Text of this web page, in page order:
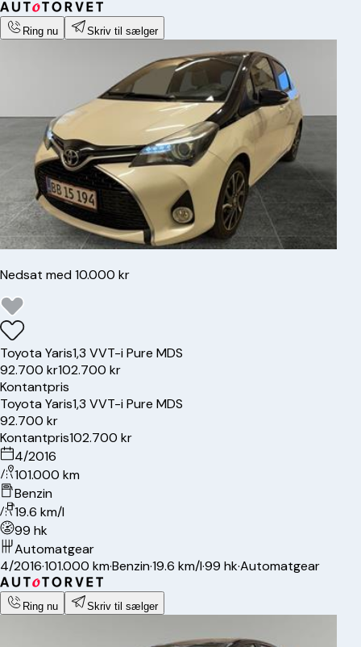
Ring nu Skriv til sælger
Nedsat med 10.000 kr
ToyotaYaris1,3 VVT-i Pure MDS
92.700 kr102.700 kr
Kontantpris
ToyotaYaris1,3 VVT-i Pure MDS
92.700 kr
Kontantpris102.700 kr
4/2016
101.000 km
Benzin
19.6 km/l
99 hk
Automatgear
4/2016·101.000 km·Benzin·19.6 km/l·99 hk·Automatgear
Ring nu Skriv til sælger